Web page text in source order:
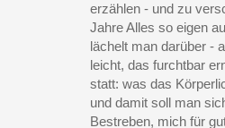
erzählen - und zu
Jahre Alles so eigen
lächelt man darüber -
leicht, das furchtbar
statt: was das
und damit soll man
Bestreben, mich für